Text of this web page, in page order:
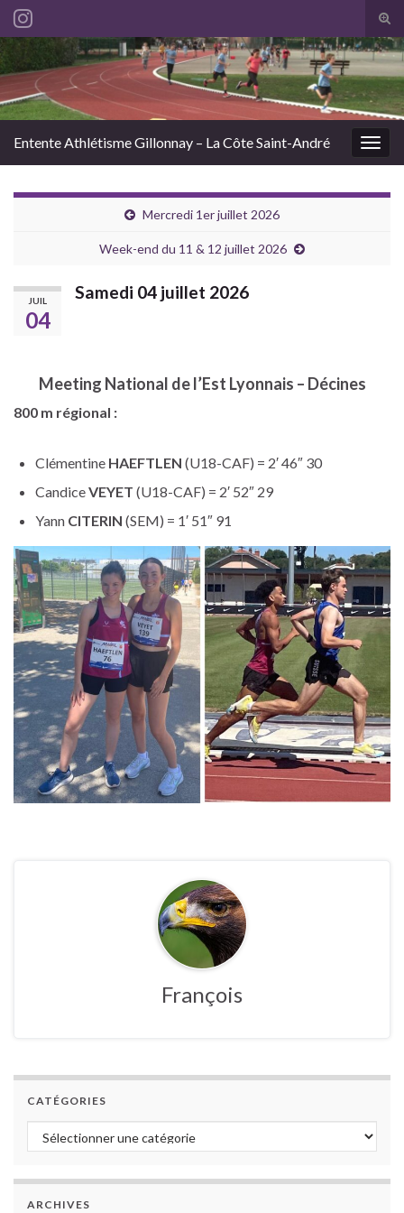
Search for:
Entente Athlétisme Gillonnay – La Côte Saint-André
Mercredi 1er juillet 2026
Week-end du 11 & 12 juillet 2026
JUIL
04
Samedi 04 juillet 2026
Meeting National de l’Est Lyonnais – Décines
800 m régional :
Clémentine HAEFTLEN (U18-CAF) = 2′ 46″ 30
CandiceVEYET (U18-CAF) = 2′ 52″ 29
Yann CITERIN (SEM) = 1′ 51″ 91
François
CATÉGORIES
Catégories
ARCHIVES